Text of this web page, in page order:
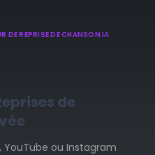
DE REPRISE DE CHANSON IA
de
YouTube ou Instagram